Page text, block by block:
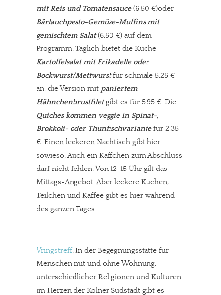
mit Reis und Tomatensauce(6,50 €)oder
Bärlauchpesto-Gemüse-Muffins mit
gemischtem Salat(6,50 €) auf dem
Programm. Täglich bietet die Küche
Kartoffelsalat mit Frikadelle oder
Bockwurst/Mettwurstfür schmale 5,25 €
an, die Version mit paniertem
Hähnchenbrustfiletgibt es für 5.95 €. Die
Quiches kommen veggie in Spinat-,
Brokkoli- oder Thunfischvariantefür 2,35
€. Einen leckeren Nachtisch gibt hier
sowieso. Auch ein Käffchen zum Abschluss
darf nicht fehlen. Von 12-15 Uhr gilt das
Mittags-Angebot. Aber leckere Kuchen,
Teilchen und Kaffee gibt es hier während
des ganzen Tages.
Vringstreff: In der Begegnungsstätte für
Menschen mit und ohne Wohnung,
unterschiedlicher Religionen und Kulturen
im Herzen der Kölner Südstadt gibt es